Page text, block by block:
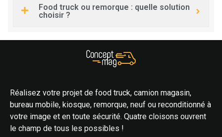
Food truck ou remorque : quelle solution
choisir ?
Réalisez votre projet de food truck, camion magasin,
bureau mobile, kiosque, remorque, neuf ou reconditionné à
votre image et en toute sécurité. Quatre cloisons ouvrent
le champ de tous les possibles !